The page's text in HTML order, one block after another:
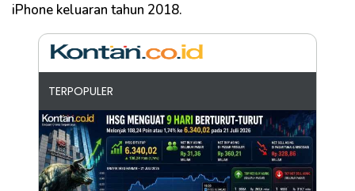
iPhone keluaran tahun 2018.
TERPOPULER